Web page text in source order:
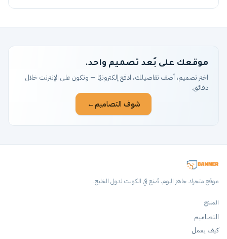
موقعك على بُعد تصميم واحد.
اختر تصميم، أضف تفاصيلك، ادفع إلكترونيًا — وتكون على الإنترنت خلال
دقائق.
شوف التصاميم→
موقع متجرك جاهز اليوم. صُنع في الكويت لدول الخليج.
المنتج
التصاميم
كيف يعمل